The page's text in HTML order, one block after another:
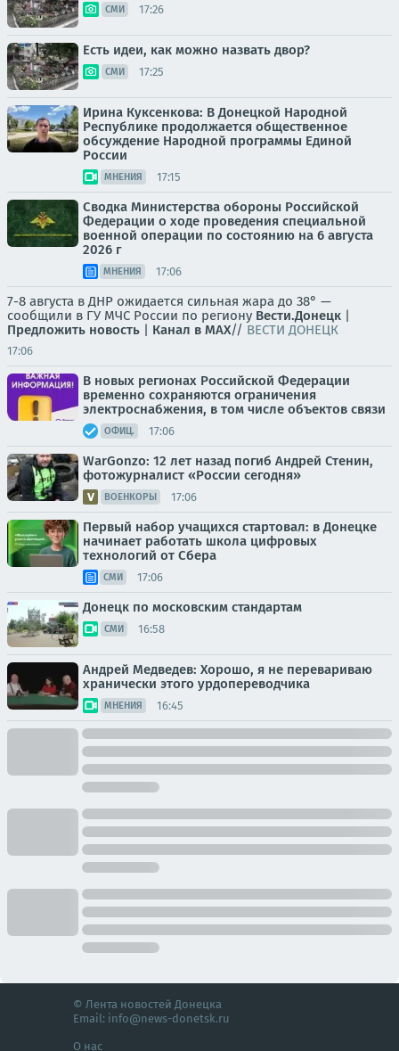
СМИ 17:26
Есть идеи, как можно назвать двор?
СМИ 17:25
Ирина Куксенкова: В Донецкой Народной
Республике продолжается общественное
обсуждение Народной программы Единой
России
МНЕНИЯ 17:15
Сводка Министерства обороны Российской
Федерации о ходе проведения специальной
военной операции по состоянию на 6 августа
2026 г
МНЕНИЯ 17:06
7-8 августа в ДНР ожидается сильная жара до 38° —
сообщили в ГУ МЧС России по региону Вести.Донецк |
Предложить новость | Канал в MAX// ВЕСТИ ДОНЕЦК
17:06
В новых регионах Российской Федерации
временно сохраняются ограничения
электроснабжения, в том числе объектов связи
ОФИЦ. 17:06
WarGonzo: 12 лет назад погиб Андрей Стенин,
фотожурналист «России сегодня»
ВОЕНКОРЫ 17:06
Первый набор учащихся стартовал: в Донецке
начинает работать школа цифровых
технологий от Сбера
СМИ 17:06
Донецк по московским стандартам
СМИ 16:58
Андрей Медведев: Хорошо, я не перевариваю
хранически этого урдопереводчика
МНЕНИЯ 16:45
© Лента новостей Донецка
Email: info@news-donetsk.ru
О нас